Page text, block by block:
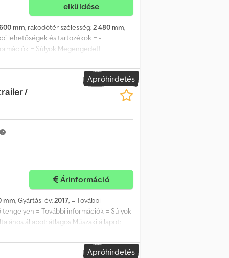
elküldése
mm, rakodótér szélesség:2 480 mm,
lehetőségek és tartozékok = -
= Súlyok Megengedett
átlagos Cedpfx Aljzp Uurezjha Műszaki
50 Hátsó gumik állapota: 50 Első gumik
További információkért forduljon a Lastas
Apróhirdetés
/
Árinformáció
mm, Gyártási év:2017, = További
= További információk = Súlyok
állapot: átlagos Műszaki állapot:
gumiabroncsok állapota: 50% Hátsó
gumiabroncsok mérete: 265/70 R 19.5
Apróhirdetés